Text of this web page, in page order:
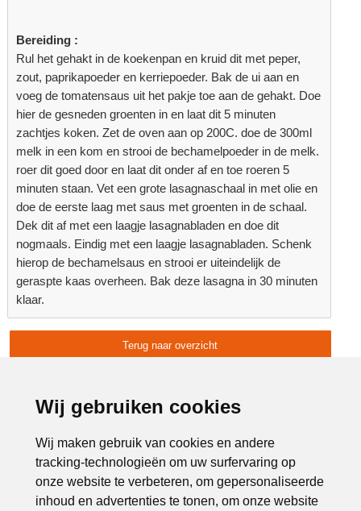
Wij gebruiken cookies
Wij maken gebruik van cookies en andere
tracking-technologieën om uw surfervaring op
onze website te verbeteren, om gepersonaliseerde
inhoud en advertenties te tonen, om onze website
Bereiding :
Rul het gehakt in de koekenpan en kruid dit met peper,
zout, paprikapoeder en kerriepoeder. Bak de ui aan en
voeg de tomatensaus uit het pakje toe aan de gehakt. Doe
hier de gesneden groenten in en laat dit 5 minuten
zachtjes koken. Zet de oven aan op 200C. doe de 300ml
melk in een kom en strooi de bechamelpoeder in de melk.
roer dit goed door en laat dit onder af en toe roeren 5
minuten staan. Vet een grote lasagnaschaal in met olie en
doe de eerste laag met saus met groenten in de schaal.
Dek dit af met een laagje lasagnabladen en doe dit
nogmaals. Eindig met een laagje lasagnabladen. Schenk
hierop de bechamelsaus en strooi er uiteindelijk de
geraspte kaas overheen. Bak deze lasagna in 30 minuten
klaar.
Terug naar overzicht
Advertentie: